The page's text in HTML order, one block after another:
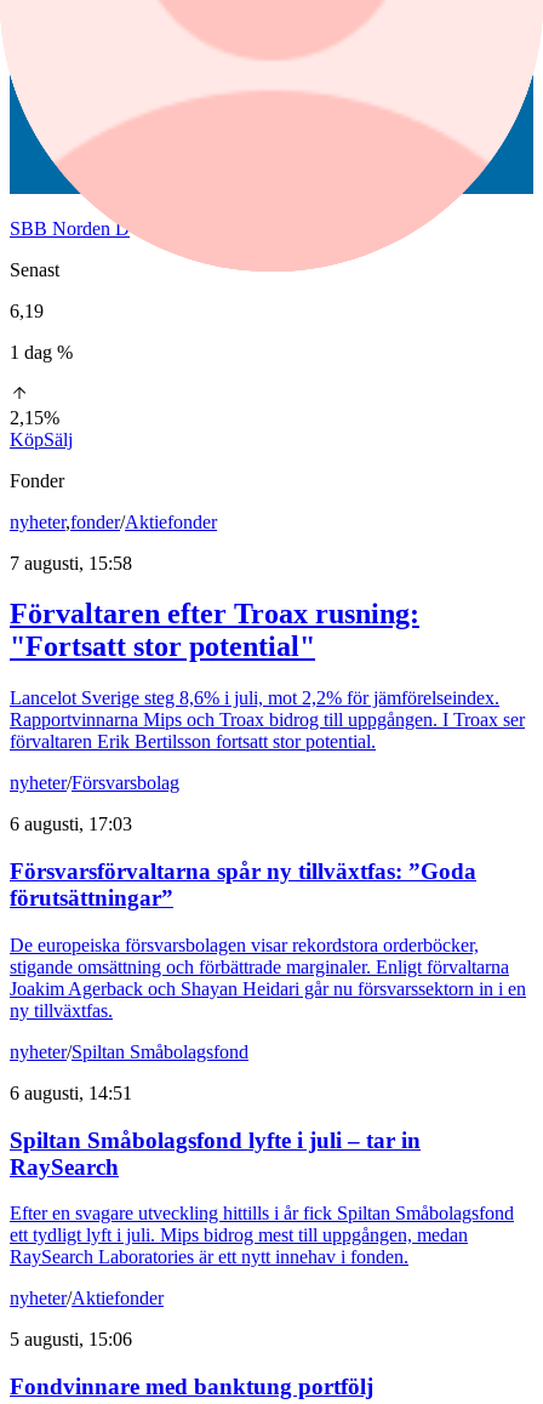
SBB Norden D
Senast
6,19
1 dag %
2,15%
KöpSälj
Fonder
nyheter,fonder/Aktiefonder
7 augusti, 15:58
Förvaltaren efter Troax rusning:
"Fortsatt stor potential"
Lancelot Sverige steg 8,6% i juli, mot 2,2% för jämförelseindex.
Rapportvinnarna Mips och Troax bidrog till uppgången. I Troax ser
förvaltaren Erik Bertilsson fortsatt stor potential.
nyheter/Försvarsbolag
6 augusti, 17:03
Försvarsförvaltarna spår ny tillväxtfas: ”Goda
förutsättningar”
De europeiska försvarsbolagen visar rekordstora orderböcker,
stigande omsättning och förbättrade marginaler. Enligt förvaltarna
Joakim Agerback och Shayan Heidari går nu försvarssektorn in i en
ny tillväxtfas.
nyheter/Spiltan Småbolagsfond
6 augusti, 14:51
Spiltan Småbolagsfond lyfte i juli – tar in
RaySearch
Efter en svagare utveckling hittills i år fick Spiltan Småbolagsfond
ett tydligt lyft i juli. Mips bidrog mest till uppgången, medan
RaySearch Laboratories är ett nytt innehav i fonden.
nyheter/Aktiefonder
5 augusti, 15:06
Fondvinnare med banktung portfölj